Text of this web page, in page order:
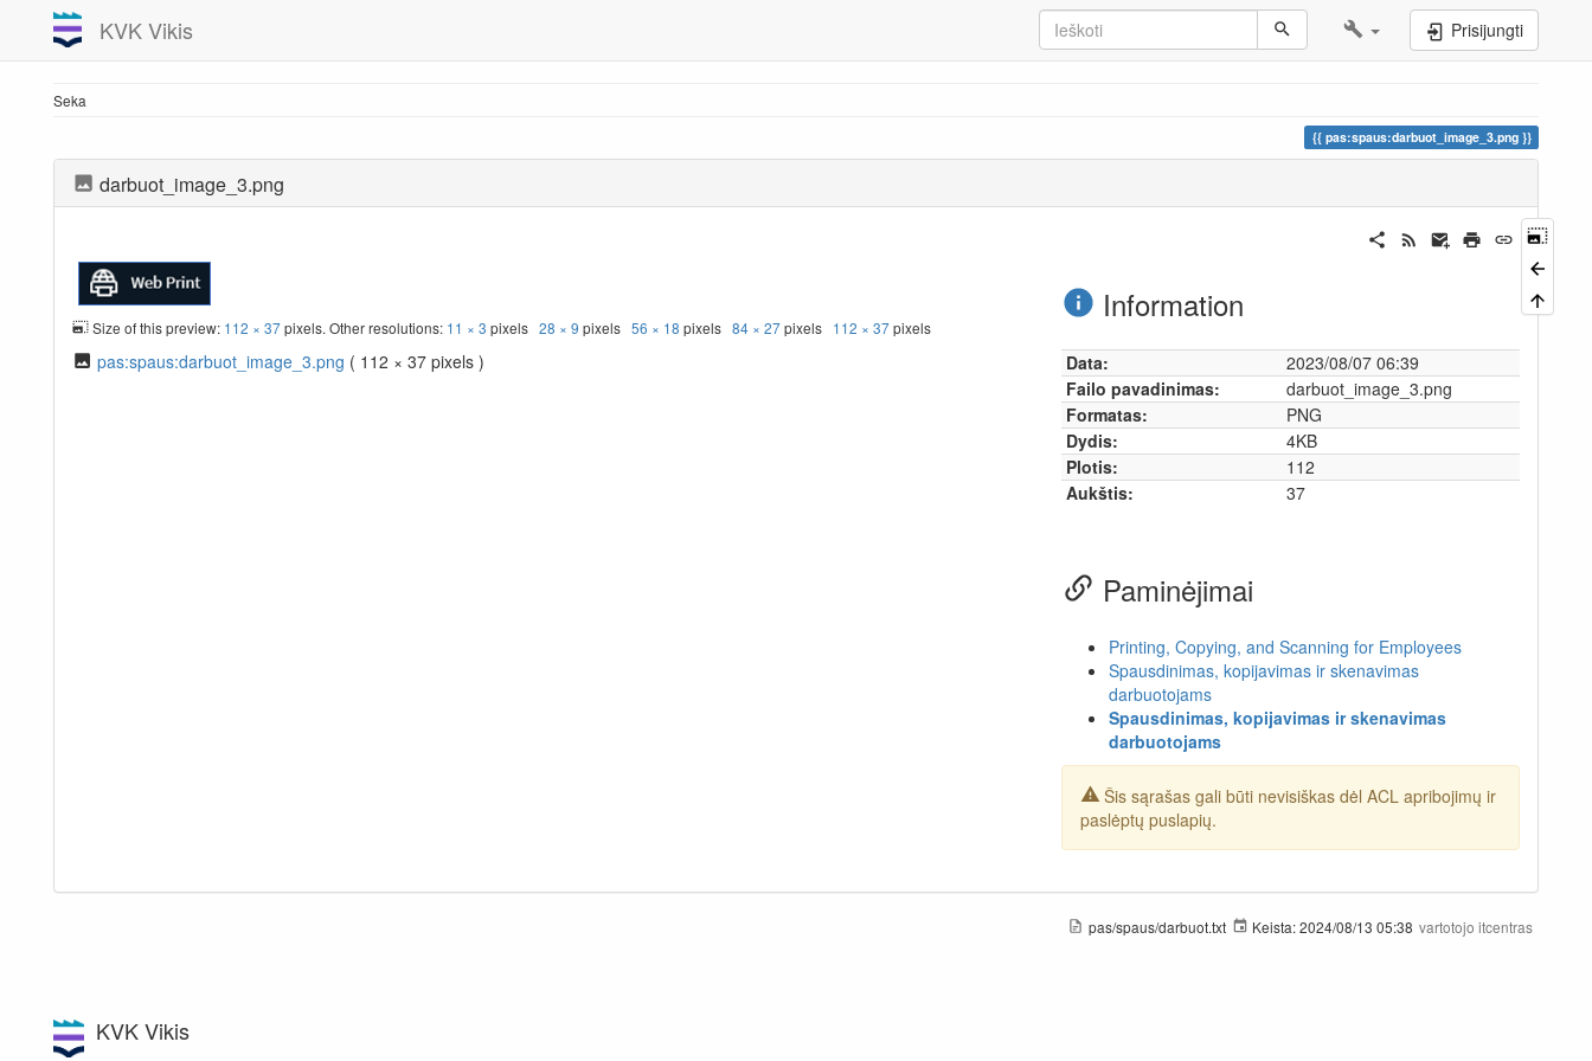
KVK Vikis Prisijungti
Seka
pas:spaus:darbuot_image_3.png
darbuot_image_3.png
Size of this preview: 112 × 37pixels. Other resolutions: 11 × 3 pixels28 × 9 pixels56 × 18 pixels84 × 27pixels 112 × 37pixels
pas:spaus:darbuot_image_3.png ( 112 × 37 pixels )
Information
Data:
2023/08/07 06:39
Failo pavadinimas:
darbuot_image_3.png
Formatas:
PNG
Dydis:
4KB
Plotis:
112
Aukštis:
37
Paminėjimai
Printing, Copying, and Scanning for Employees
Spausdinimas, kopijavimas ir skenavimas
darbuotojams
Spausdinimas, kopijavimas ir skenavimas
darbuotojams
Šis sąrašas gali būti nevisiškas dėl ACL apribojimų ir
paslėptų puslapių.
pas/spaus/darbuot.txt Keista:2024/08/13 05:38 vartotojo itcentras
KVK Vikis